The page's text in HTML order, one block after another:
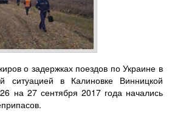
о задержках поездов по Украине в
ситуацией в Калиновке Винницкой
на 27 сентября 2017 года начались